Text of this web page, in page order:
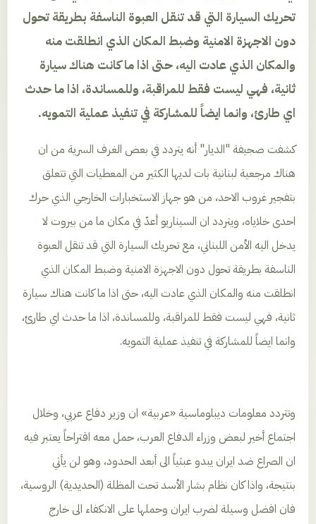
تحريك السيارة التي قد تنقل العبوة الناسفة بطريقة تحول
دون الاجهزة الامنية وضبط المكان الذي انطلقت منه
والمكان الذي عادت اليه، حتى اذا ما كانت هناك سيارة
ثانية، فهي ليست فقط للمراقبة، وللمساندة، اذا ما حدث
اي طارئ، وانما ايضاً للمشاركة في تنفيذ عملية التمويه.
كشفت صجيفة "الديار" أنه يتردد في بعض الغرف السرية من ان
هناك مرجعية لبنانية بات لديها الكثير من المعطيات التي تتعلق
بتفجير غروب الاحد، من هو جهاز الاستخبارات الخارجي الذي حرك
احدى خلاياه، ويتردد ان السيناريو أعدّ في مكان ما من بيروت لا
يدخل اليه الأمن اللبناني، مع تحريك السيارة التي قد تنقل العبوة
الناسفة بطريقة تحول دون الاجهزة الامنية وضبط المكان الذي
انطلقت منه والمكان الذي عادت اليه، حتى اذا ما كانت هناك سيارة
ثانية، فهي ليست فقط للمراقبة، وللمساندة، اذا ما حدث اي طارئ،
وانما ايضاً للمشاركة في تنفيذ عملية التمويه.
وتتردد معلومات ديبلوماسية «عربية» ان وزير دفاع عربي، وخلال
اجتماع أخير لبعض وزراء الدفاع العرب، حمل معه اقتراحاً يعتبر فيه
ان الصراع ضد ايران يبدو عبثياً الى أبعد الحدود، وهو لن يأتي
بنتيجة، واذا كان نظام بشار الأسد تحت المظلة (الحديدية) الروسية،
فان افضل وسيلة لضرب ايران وحملها على الانكفاء الى خارج